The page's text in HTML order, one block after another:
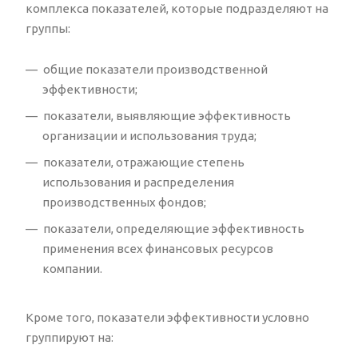
комплекса показателей, которые подразделяют на
группы:
общие показатели производственной
эффективности;
показатели, выявляющие эффективность
организации и использования труда;
показатели, отражающие степень
использования и распределения
производственных фондов;
показатели, определяющие эффективность
применения всех финансовых ресурсов
компании.
Кроме того, показатели эффективности условно
группируют на: